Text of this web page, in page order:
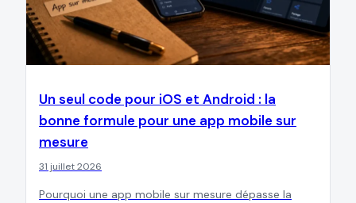
Un seul code pour iOS et Android : la
bonne formule pour une app mobile sur
mesure
31 juillet 2026
Pourquoi une app mobile sur mesure dépasse la